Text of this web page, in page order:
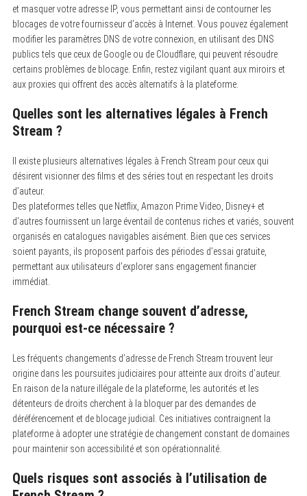
et masquer votre adresse IP, vous permettant ainsi de contourner les
blocages de votre fournisseur d’accès à Internet. Vous pouvez également
modifier les paramètres DNS de votre connexion, en utilisant des DNS
publics tels que ceux de Google ou de Cloudflare, qui peuvent résoudre
certains problèmes de blocage. Enfin, restez vigilant quant aux miroirs et
aux proxies qui offrent des accès alternatifs à la plateforme.
Quelles sont les alternatives légales à French
Stream ?
Il existe plusieurs alternatives légales à French Stream pour ceux qui
désirent visionner des films et des séries tout en respectant les droits
d’auteur.
Des plateformes telles que Netflix, Amazon Prime Video, Disney+ et
d’autres fournissent un large éventail de contenus riches et variés, souvent
organisés en catalogues navigables aisément. Bien que ces services
soient payants, ils proposent parfois des périodes d’essai gratuite,
permettant aux utilisateurs d’explorer sans engagement financier
immédiat.
French Stream change souvent d’adresse,
pourquoi est-ce nécessaire ?
Les fréquents changements d’adresse de French Stream trouvent leur
origine dans les poursuites judiciaires pour atteinte aux droits d’auteur.
En raison de la nature illégale de la plateforme, les autorités et les
détenteurs de droits cherchent à la bloquer par des demandes de
déréférencement et de blocage judicial. Ces initiatives contraignent la
plateforme à adopter une stratégie de changement constant de domaines
pour maintenir son accessibilité et son opérationnalité.
Quels risques sont associés à l’utilisation de